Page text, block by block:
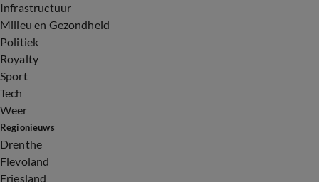
Infrastructuur
Milieu en Gezondheid
Politiek
Royalty
Sport
Tech
Weer
Regionieuws
Drenthe
Flevoland
Friesland